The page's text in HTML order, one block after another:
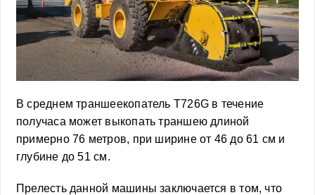
В среднем траншеекопатель T726G в течение
получаса может выкопать траншею длиной
примерно 76 метров, при ширине от 46 до 61 см и
глубине до 51 см.
Прелесть данной машины заключается в том, что